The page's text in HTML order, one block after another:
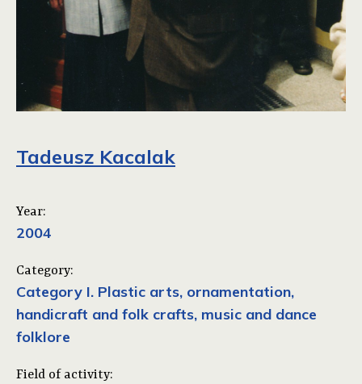
Tadeusz Kacalak
Year:
2004
Category:
Category I. Plastic arts, ornamentation,
handicraft and folk crafts, music and dance
folklore
Field of activity: